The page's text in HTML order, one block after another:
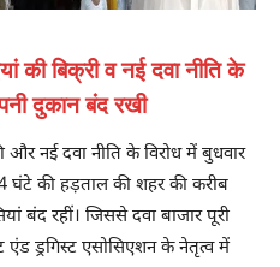
की बिक्री व नई दवा नीति के
दुकान बंद रखी
और नई दवा नीति के विरोध में बुधवार
घंटे की हड़ताल की शहर की करीब
बंद रहीं। जिससे दवा बाजार पूरी
ड्रगिस्ट एसोसिएशन के नेतृत्व में